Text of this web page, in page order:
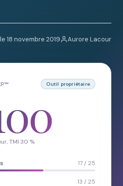
18 novembre 2019 Aurore Lacour
Outil propriétaire
TMI 30 %
17 / 25
13 / 25